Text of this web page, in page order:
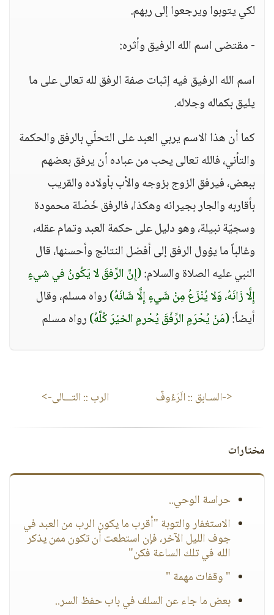
لكي يتوبوا ويرجعوا إلى ربهم.
- مقتضى اسم الله الرفيق وأثره:
اسم الله الرفيق فيه إثبات صفة الرفق لله تعالى على ما
يليق بكماله وجلاله.
كما أن هذا الاسم يربي العبد على التحلّي بالرفق والحكمة
والتأني، فالله تعالى يحب من عباده أن يرفق بعضهم
ببعض، فيرفق الزوج بزوجه والأب بأولاده والقريب
بأقاربه والجار بجيرانه وهكذا، فالرفق خَصْلة محمودة
وسجيّة نبيلة، وهو دليل على حكمة العبد وتمام عقله،
وغالباً ما يؤول الرفق إلى أفضل النتائج وأحسنها، قال
النبي عليه الصلاة والسلام:(إِنَّ الرِّفقَ لا يَكُونُ في شيءٍ
إِلَّا زَانَهُ، وَلا يُنْزَعُ مِنْ شَيءٍ إِلَّا شَانَهُ)رواه مسلم، وقال
أيضاً:(مَنْ يُحْرَمِ الرِّفْقَ يُحْرمِ الخيْرَ كُلَّهُ)رواه مسلم
<-السـابق ::الَرَءُوفٌ الرب :: التـــالى->
مختارات
حراسة الوحي..
الاستغفار والتوبة "أقرب ما يكون الرب من العبد في
جوف الليل الآخر، فإن استطعت أن تكون ممن يذكر
الله في تلك الساعة فكن"
" وقفات مهمة "
بعض ما جاء عن السلف في باب حفظ السر..